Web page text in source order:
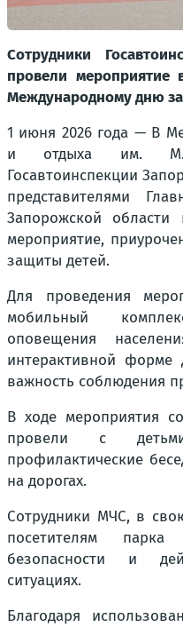
Сотрудники
провели мероприятие
Международному дню
1 июня 2026 года — В
и отдыха им. М.
Госавтоинспекции
представителями
Запорожской области
мероприятие,
защиты детей.
Для проведения
мобильный
оповещения
интерактивной форме
важность соблюдения
В ходе мероприятия
провели с
профилактические
на дорогах.
Сотрудники МЧС, в
посетителям
безопасности и
ситуациях.
Благодаря